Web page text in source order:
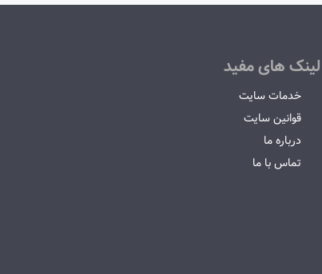
لینک های مفید
خدمات سایت
قوانین سایت
درباره ما
تماس با ما